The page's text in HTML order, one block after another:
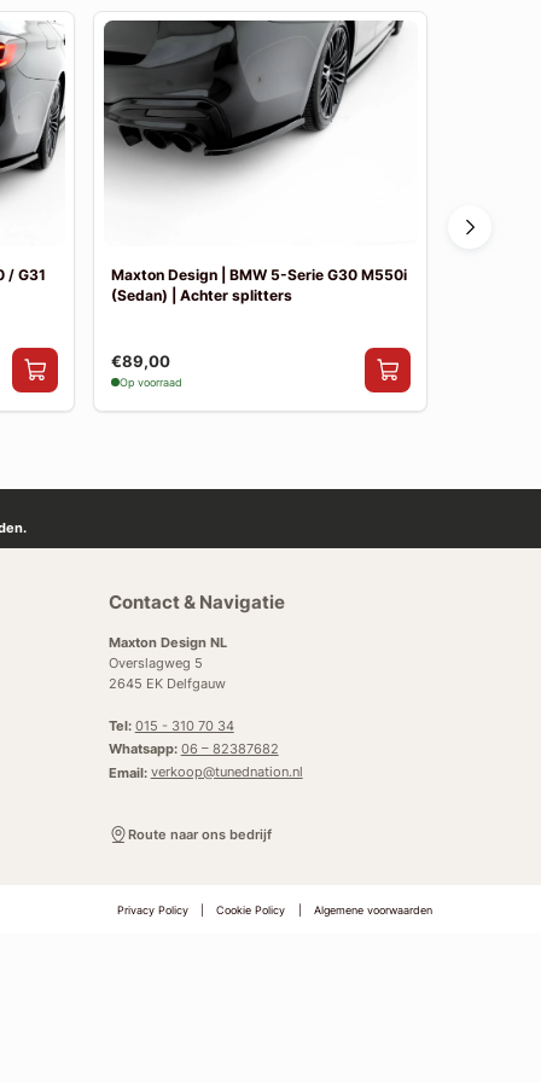
/ G31
Maxton Design | BMW 5-Serie G30 M550i
(Sedan) | Achter splitters
€89,00
Op voorraad
Contact & Navigatie
Maxton Design NL
Overslagweg 5
2645 EK Delfgauw
Tel: 015 - 310 70 34
Whatsapp: 06 – 82387682
Email: verkoop@tunednation.nl
Route naar ons bedrijf
Privacy Policy Cookie Policy Algemene voorwaarden